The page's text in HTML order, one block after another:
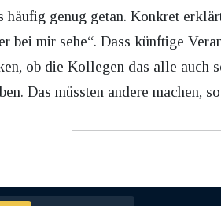
häufig genug getan. Konkret
bei mir sehe“. Dass künftige
ob die Kollegen das alle auch
Das müssten andere machen,